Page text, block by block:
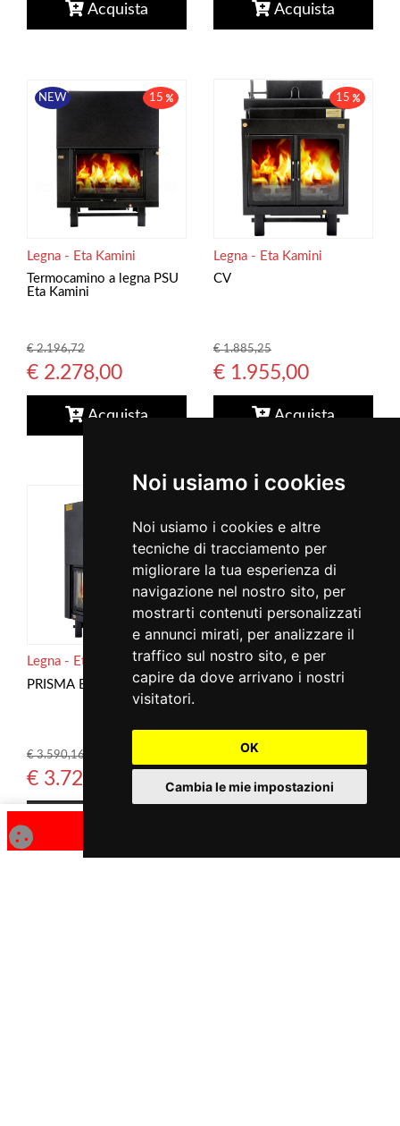
Noi usiamo i cookies
Noi usiamo i cookies e altre
tecniche di tracciamento per
migliorare la tua esperienza di
navigazione nel nostro sito, per
mostrarti contenuti personalizzati
e annunci mirati, per analizzare il
traffico sul nostro sito, e per
capire da dove arrivano i nostri
visitatori.
OK
Cambia le mie impostazioni
Acquista Acquista
NEW 15
Termocamino a legna PSU
Eta Kamini
Legna - Eta Kamini
€ 2.196,72
€ 2.278,00
Acquista
15
CV
Legna - Eta Kamini
€ 1.885,25
€ 1.955,00
Acquista
PRISMA BIFACCIALE
Legna - Eta Kamini
€ 3.590,16
€ 3.723,00
Termocamino PSU 16:9
Legna - Eta Kamini
€ 3.254,10
€ 3.400,00